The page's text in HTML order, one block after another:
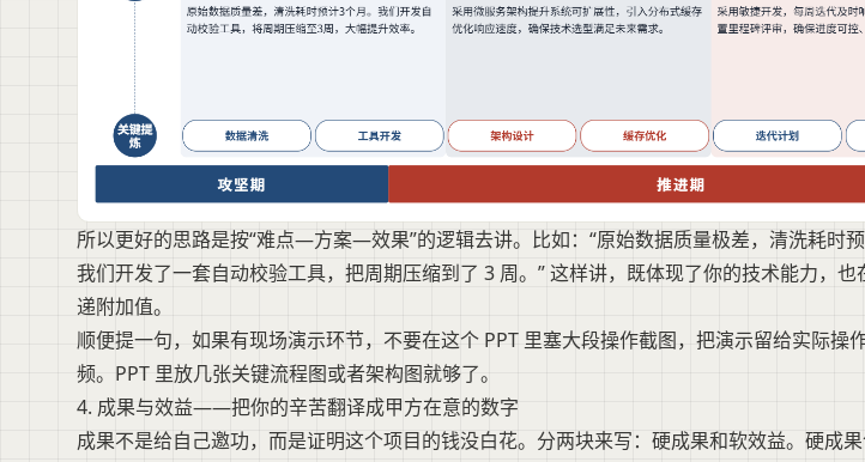
所以更好的思路是按“难点—方案—效果”的逻辑去讲。比如：“原始数据质量极差，清洗耗时预
我们开发了一套自动校验工具，把周期压缩到了 3 周。” 这样讲，既体现了你的技术能力，也
递附加值。
顺便提一句，如果有现场演示环节，不要在这个 PPT 里塞大段操作截图，把演示留给实际操
频。PPT 里放几张关键流程图或者架构图就够了。
4. 成果与效益——把你的辛苦翻译成甲方在意的数字
成果不是给自己邀功，而是证明这个项目的钱没白花。分两块来写：硬成果和软效益。硬成